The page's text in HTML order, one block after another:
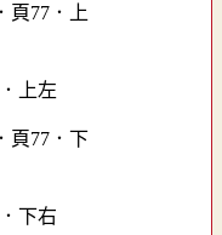
上左
下右